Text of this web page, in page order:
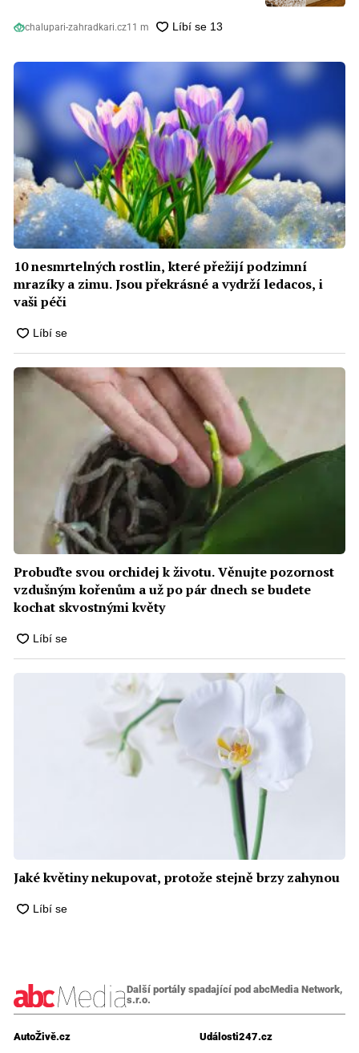
chalupari-zahradkari.cz11 m
10 nesmrtelných rostlin, které přežijí podzimní
mrazíky a zimu. Jsou překrásné a vydrží ledacos, i
vaši péči
Probuďte svou orchidej k životu. Věnujte pozornost
vzdušným kořenům a už po pár dnech se budete
kochat skvostnými květy
Jaké květiny nekupovat, protože stejně brzy zahynou
Další portály spadající pod abcMedia Network,
s.r.o.
AutoŽivě.cz
Události247.cz